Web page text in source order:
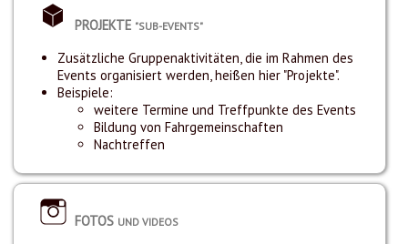
PROJEKTE "SUB-EVENTS"
Zusätzliche Gruppenaktivitäten, die im Rahmen des
Events organisiert werden, heißen hier "Projekte".
Beispiele:
weitere Termine und Treffpunkte des Events
Bildung von Fahrgemeinschaften
Nachtreffen
FOTOS UND VIDEOS